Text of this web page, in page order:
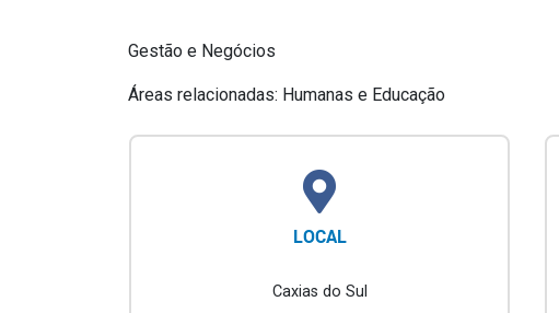
Gestão e Negócios
Áreas relacionadas: Humanas e Educação
LOCAL
Caxias do Sul